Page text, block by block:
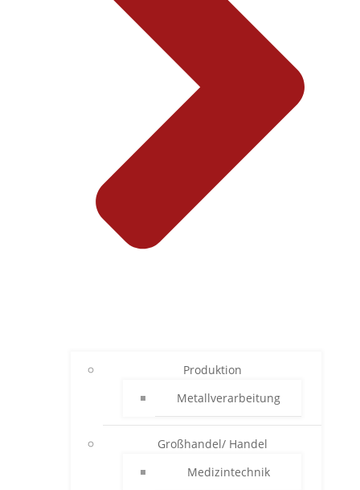
Produktion
Metallverarbeitung
Großhandel/ Handel
Medizintechnik